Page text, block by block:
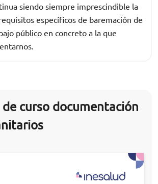
siendo siempre imprescindible la
específicos de baremación de
público en concreto a la que
curso documentación